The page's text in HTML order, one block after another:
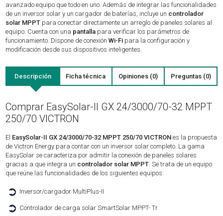
avanzado equipo que todo en uno. Además de integrar las funcionalidades
de un inversor solar y un cargador de baterías, incluye un controlador
solar MPPT para conectar directamente un arreglo de paneles solares al
equipo. Cuenta con una pantalla para verificar los parámetros de
funcionamiento. Dispone de conexiónWi-Fi para la configuración y
modificación desde sus dispositivos inteligentes.
Descripción Ficha técnica Opiniones (0) Preguntas (0)
Comprar EasySolar-II GX 24/3000/70-32 MPPT
250/70 VICTRON
El EasySolar-II GX 24/3000/70-32 MPPT 250/70 VICTRON es la propuesta
de Victron Energy para contar con un inversor solar completo. La gama
EasySolar se caracteriza por admitir la conexión de paneles solares
gracias a que integra un controlador solar MPPT . Se trata de un equipo
que reúne las funcionalidades de los siguientes equipos:
➲ Inversor/cargador MultiPlus-II
➲ Controlador de carga solar SmartSolar MPPT- Tr